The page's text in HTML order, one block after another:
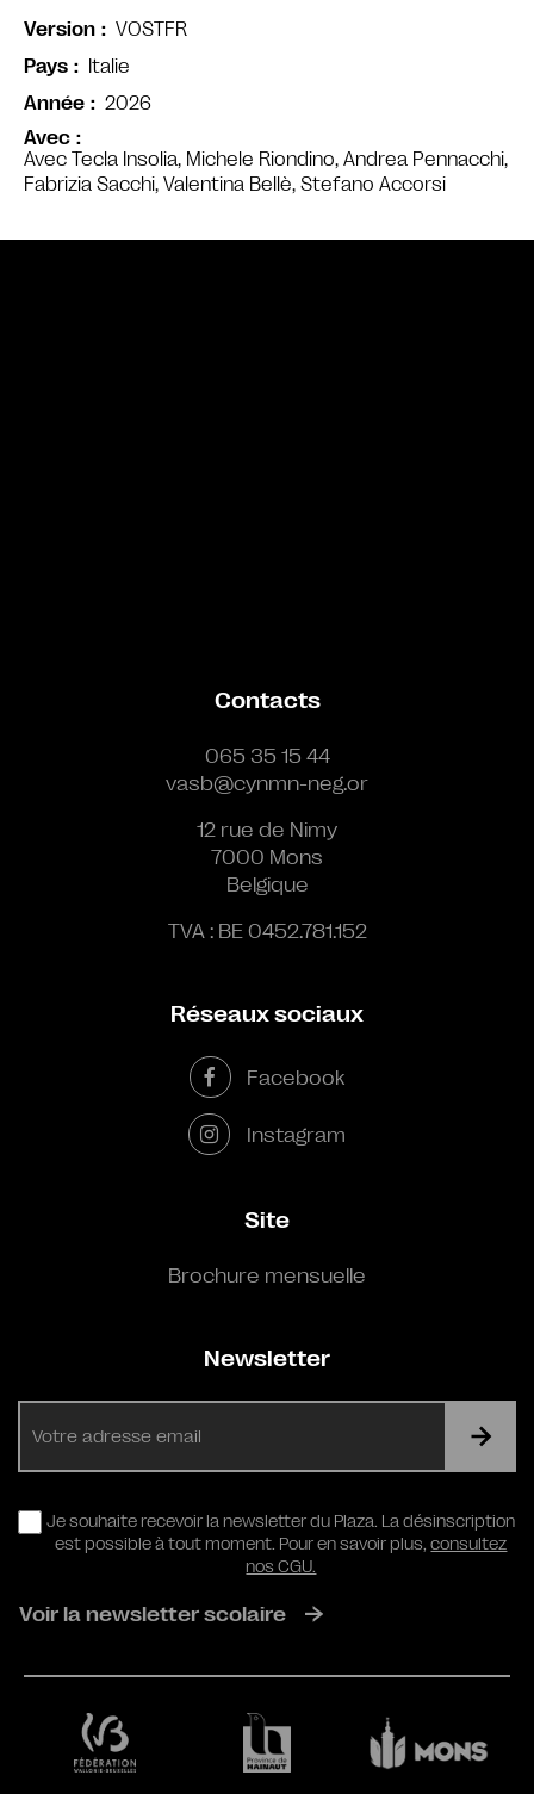
Avec
Avec Tecla Insolia, Michele Riondino, Andrea Pennacchi,
Fabrizia Sacchi, Valentina Bellè, Stefano Accorsi
Version
VOSTFR
Pays
Italie
Année
2026
Contacts
065 35 15 44
vasb@cynmn-neg.or
12 rue de Nimy
7000 Mons
Belgique
TVA : BE 0452.781.152
Réseaux sociaux
Facebook
Instagram
Site
Brochure mensuelle
Newsletter
RGPD
Je souhaite recevoir la newsletter du Plaza. La désinscription
est possible à tout moment. Pour en savoir plus,consultez
nos CGU.
Voir la newsletter scolaire